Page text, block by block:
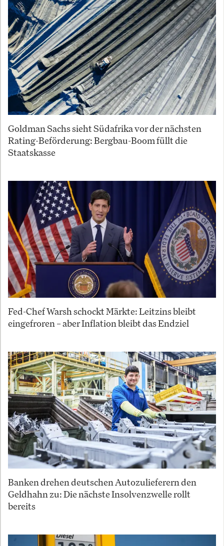
Goldman Sachs sieht Südafrika vor der nächsten
Rating-Beförderung: Bergbau-Boom füllt die
Staatskasse
Fed-Chef Warsh schockt Märkte: Leitzins bleibt
eingefroren – aber Inflation bleibt das Endziel
Banken drehen deutschen Autozulieferern den
Geldhahn zu: Die nächste Insolvenzwelle rollt
bereits